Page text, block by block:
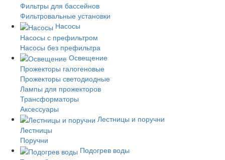
Фильтры для бассейнов
Фильтровальные установки
Насосы
Насосы с префильтром
Насосы без префильтра
Освещение
Прожекторы галогеновые
Прожекторы светодиодные
Лампы для прожекторов
Трансформаторы
Аксессуары
Лестницы и поручни
Лестницы
Поручни
Подогрев воды